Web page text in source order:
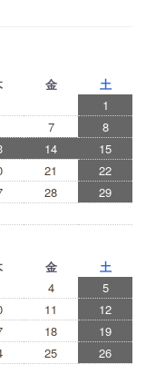
金
土
1
7
8
14
15
21
22
28
29
金
土
4
5
11
12
18
19
25
26